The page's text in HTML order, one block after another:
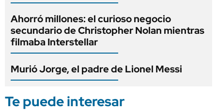
Ahorró millones: el curioso negocio
secundario de Christopher Nolan mientras
filmaba Interstellar
Murió Jorge, el padre de Lionel Messi
Te puede interesar